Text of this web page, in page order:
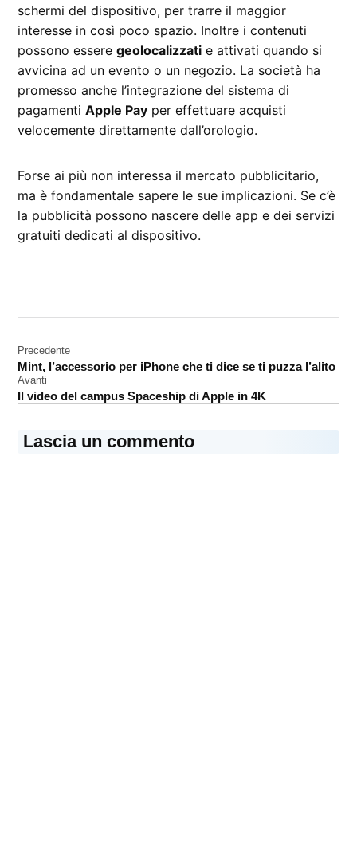
schermi del dispositivo, per trarre il maggior
interesse in così poco spazio. Inoltre i contenuti
possono esseregeolocalizzati e attivati quando si
avvicina ad un evento o un negozio. La società ha
promesso anche l’integrazione del sistema di
pagamentiApple Pay per effettuare acquisti
velocemente direttamente dall’orologio.
Forse ai più non interessa il mercato pubblicitario,
ma è fondamentale sapere le sue implicazioni. Se c’è
la pubblicità possono nascere delle app e dei servizi
gratuiti dedicati al dispositivo.
Navigazione
articoli
Precedente
Mint, l’accessorio per iPhone che ti dice se ti puzza l’alito
Avanti
Il video del campus Spaceship di Apple in 4K
Lascia un commento